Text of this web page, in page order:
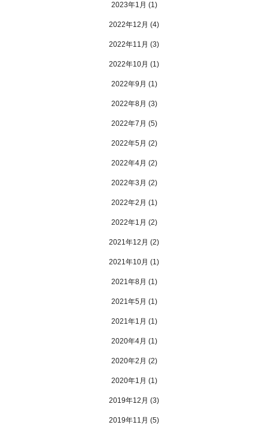
2023年1月 (1)
2022年12月 (4)
2022年11月 (3)
2022年10月 (1)
2022年9月 (1)
2022年8月 (3)
2022年7月 (5)
2022年5月 (2)
2022年4月 (2)
2022年3月 (2)
2022年2月 (1)
2022年1月 (2)
2021年12月 (2)
2021年10月 (1)
2021年8月 (1)
2021年5月 (1)
2021年1月 (1)
2020年4月 (1)
2020年2月 (2)
2020年1月 (1)
2019年12月 (3)
2019年11月 (5)